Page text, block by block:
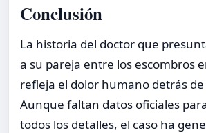
Conclusión
La historia del doctor que
a su pareja entre los escombros
refleja el dolor humano detrás
Aunque faltan datos oficiales
todos los detalles, el caso ha